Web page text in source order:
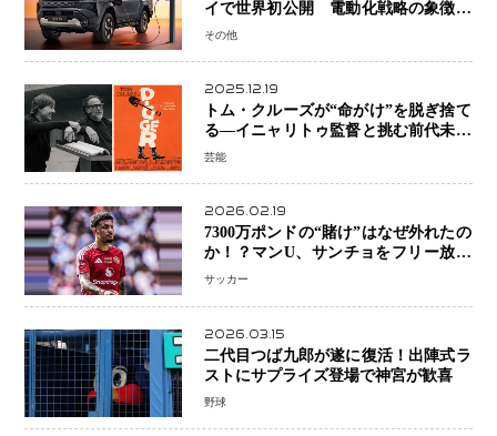
イで世界初公開 電動化戦略の象徴と
なるBEVモデルを初設定
その他
2025.12.19
トム・クルーズが“命がけ”を脱ぎ捨て
る―イニャリトゥ監督と挑む前代未聞
の大惨事コメディ「DIGGER ディガ
芸能
2026.02.19
7300万ポンドの“賭け”はなぜ外れたの
か！？マンU、サンチョをフリー放出
へ・・・補強戦略の転換点に
サッカー
2026.03.15
二代目つば九郎が遂に復活！出陣式ラ
ストにサプライズ登場で神宮が歓喜
野球